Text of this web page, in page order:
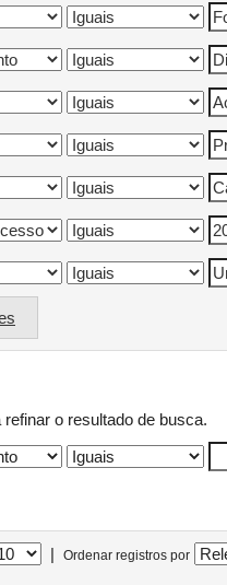
o resultado de busca.
| Ordenar registros por